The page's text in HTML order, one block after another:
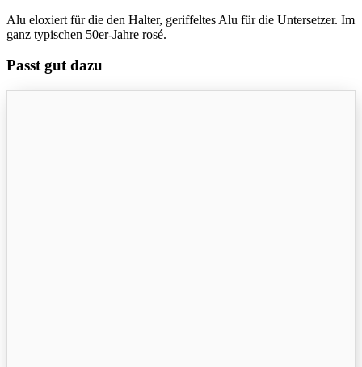
Alu eloxiert für die den Halter, geriffeltes Alu für die Untersetzer. Im
ganz typischen 50er-Jahre rosé.
Passt gut dazu